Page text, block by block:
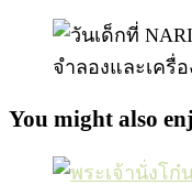
You might also